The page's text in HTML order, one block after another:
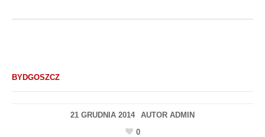
BYDGOSZCZ
21 GRUDNIA 2014 AUTOR ADMIN
0